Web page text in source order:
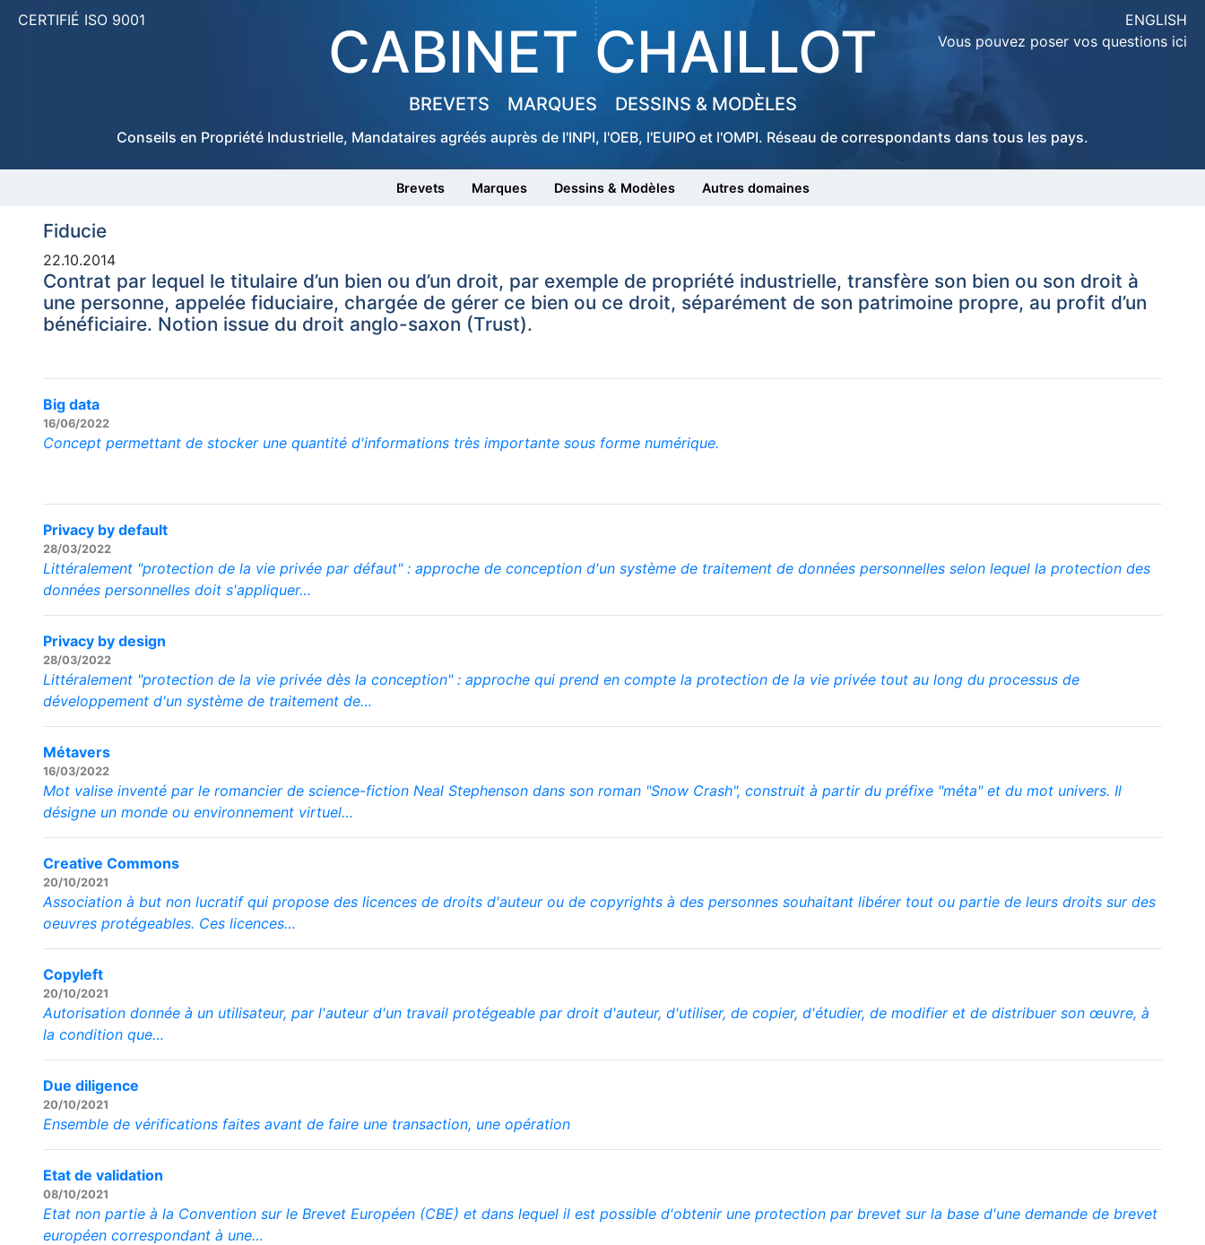
CABINET CHAILLOT
BREVETS MARQUES DESSINS & MODÈLES
Conseils en Propriété Industrielle, Mandataires agréés auprès de l'INPI, l'OEB, l'EUIPO et l'OMPI. Réseau de correspondants dans tous les pays.
CERTIFIÉ ISO 9001
ENGLISH
Vous pouvez poser vos questions ici
Brevets Marques Dessins & Modèles Autres domaines
Fiducie
22.10.2014
Contrat par lequel le titulaire d’un bien ou d’un droit, par exemple de propriété industrielle, transfère son bien ou son droit à
une personne, appelée fiduciaire, chargée de gérer ce bien ou ce droit, séparément de son patrimoine propre, au profit d’un
bénéficiaire. Notion issue du droit anglo-saxon (Trust).
Big data
16/06/2022
Concept permettant de stocker une quantité d'informations très importante sous forme numérique.
Privacy by default
28/03/2022
Littéralement "protection de la vie privée par défaut" : approche de conception d'un système de traitement de données personnelles selon lequel la protection des
données personnelles doit s'appliquer…
Privacy by design
28/03/2022
Littéralement "protection de la vie privée dès la conception" : approche qui prend en compte la protection de la vie privée tout au long du processus de
développement d'un système de traitement de…
Métavers
16/03/2022
Mot valise inventé par le romancier de science-fiction Neal Stephenson dans son roman "Snow Crash", construit à partir du préfixe "méta" et du mot univers. Il
désigne un monde ou environnement virtuel…
Creative Commons
20/10/2021
Association à but non lucratif qui propose des licences de droits d'auteur ou de copyrights à des personnes souhaitant libérer tout ou partie de leurs droits sur des
oeuvres protégeables. Ces licences…
Copyleft
20/10/2021
Autorisation donnée à un utilisateur, par l'auteur d'un travail protégeable par droit d'auteur, d'utiliser, de copier, d'étudier, de modifier et de distribuer son œuvre, à
la condition que…
Due diligence
20/10/2021
Ensemble de vérifications faites avant de faire une transaction, une opération
Etat de validation
08/10/2021
Etat non partie à la Convention sur le Brevet Européen (CBE) et dans lequel il est possible d'obtenir une protection par brevet sur la base d'une demande de brevet
européen correspondant à une…